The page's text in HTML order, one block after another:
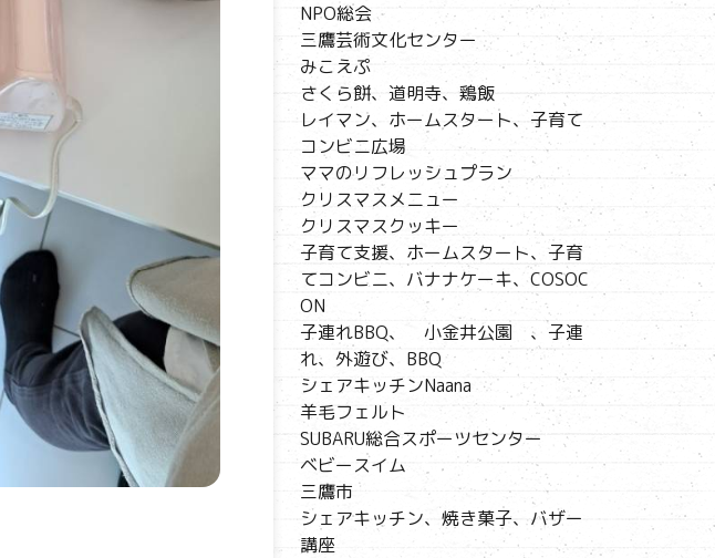
NPO総会
三鷹芸術文化センター
みこえぷ
さくら餅、道明寺、鶏飯
レイマン、ホームスタート、子育て
コンビニ広場
ママのリフレッシュプラン
クリスマスメニュー
クリスマスクッキー
子育て支援、ホームスタート、子育
てコンビニ、バナナケーキ、COSOC
ON
子連れBBQ、 小金井公園 、子連
れ、外遊び、BBQ
シェアキッチンNaana
羊毛フェルト
SUBARU総合スポーツセンター
ベビースイム
三鷹市
シェアキッチン、焼き菓子、バザー
講座